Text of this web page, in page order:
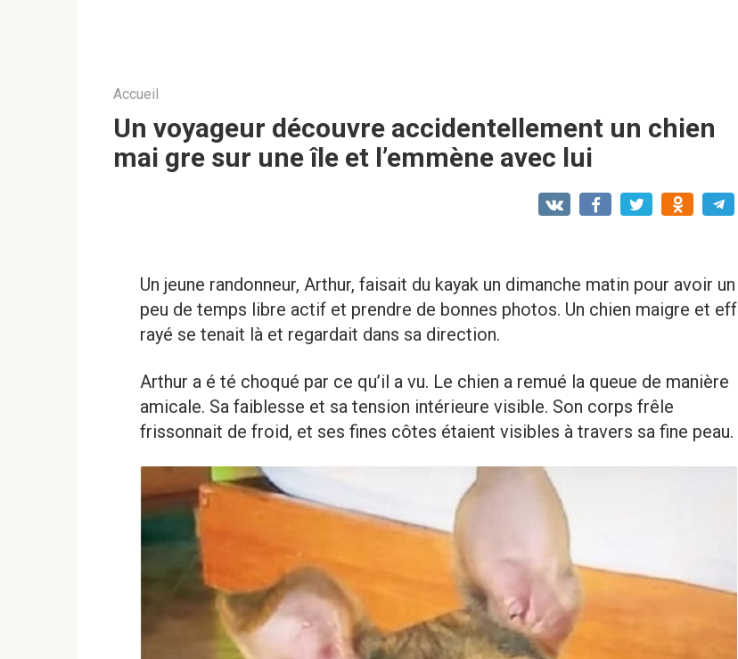
Accueil
Un voyageur découvre accidentellement un chien
mai gre sur une île et l’emmène avec lui
Un jeune randonneur, Arthur, faisait du kayak un dimanche matin pour avoir un
peu de temps libre actif et prendre de bonnes photos. Un chien maigre et eff
rayé se tenait là et regardait dans sa direction.
Arthur a é té choqué par ce qu’il a vu. Le chien a remué la queue de manière
amicale. Sa faiblesse et sa tension intérieure visible. Son corps frêle
frissonnait de froid, et ses fines côtes étaient visibles à travers sa fine peau.